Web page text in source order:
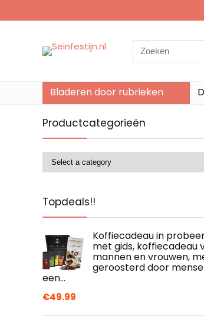
Search
for:
Bladeren door rubrieken
Productcategorieën
Topdeals!!
Koffiecadeau in
met gids, koffiecadeau
mannen en vrouwen,
geroosterd door
een…
€49.99